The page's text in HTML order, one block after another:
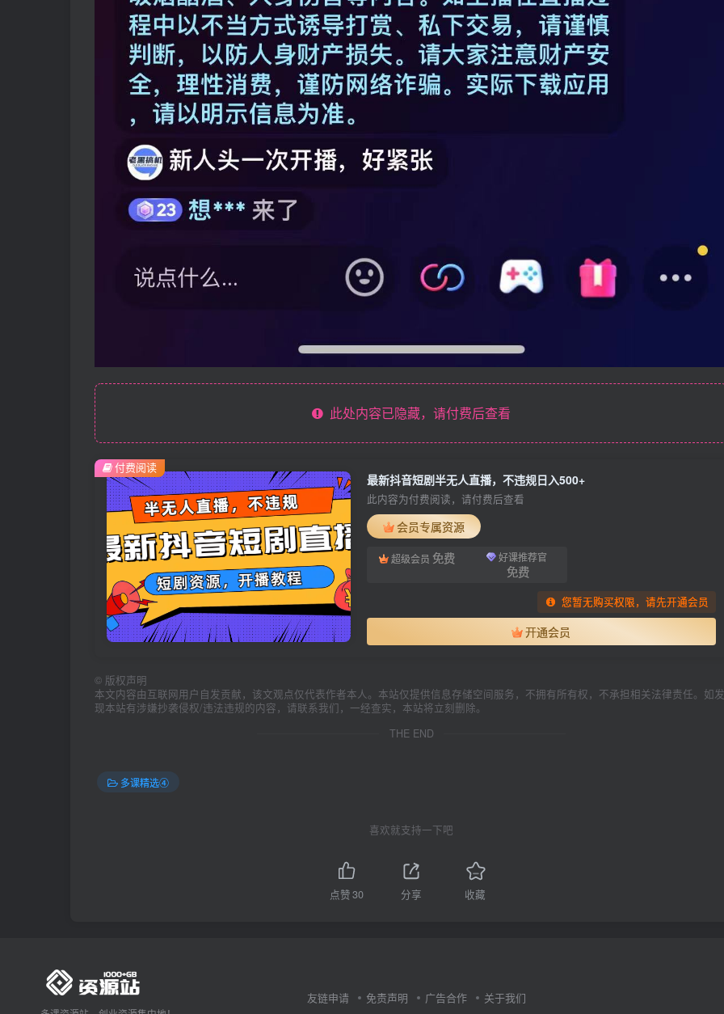
此处内容已隐藏，请付费后查看
最新抖音短剧半无人直播，不违规日入500+
此内容为付费阅读，请付费后查看
会员专属资源
超级会员 免费 好课推荐官
免费
您暂无购买权限，请先开通会员
开通会员
付费阅读
© 版权声明
本文内容由互联网用户自发贡献，该文观点仅代表作者本人。本站仅提供信息存储空间服务，不拥有所有权，不承担相关法律责任。如发
现本站有涉嫌抄袭侵权/违法违规的内容，请联系我们，一经查实，本站将立刻删除。
THE END
多课精选④
喜欢就支持一下吧
点赞30 分享 收藏
友链申请 免责声明 广告合作 关于我们